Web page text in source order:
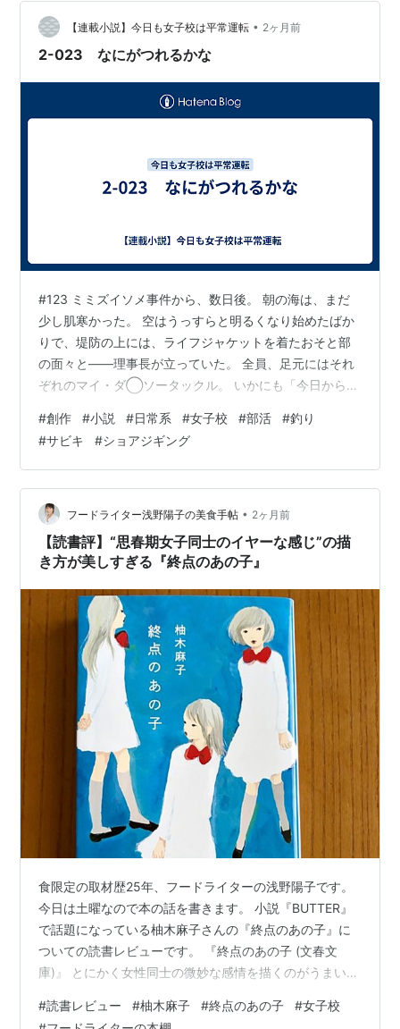
うですね……」 調理台を前に、せいらと玲音が微妙な顔
をする。 その瞬間。 あおいの目が、きらりと光った。
あおい「え？ え？…
【連載小説】今日も女子校は平常運転 • 2ヶ月前
2-023 なにがつれるかな
#123 ミミズイソメ事件から、数日後。 朝の海は、まだ
少し肌寒かった。 空はうっすらと明るくなり始めたばか
りで、堤防の上には、ライフジャケットを着たおそと部
の面々と――理事長が立っていた。 全員、足元にはそれ
ぞれのマイ・ダ◯ソータックル。 いかにも「今日から釣
名を除いて。 ひばり「……何釣るつもりなんスか」 理事
長の横には、どう見ても業務用サイズのクーラーボック
スが鎮座していた。 理事長「ふっ。まあ、楽しみにして
おきなさい」 ティアドロップ型の偏光グラスの奥で、理
事長が不敵に微笑む。 玲音「……ご自身でフラグを乱立
させていらっしゃいますね」…
#創作 #小説 #日常系 #女子校 #部活 #釣り
#サビキ #ショアジギング
フードライター浅野陽子の美食手帖 • 2ヶ月前
【読書評】“思春期女子同士のイヤーな感じ”の描
き方が美しすぎる『終点のあの子』
食限定の取材歴25年、フードライターの浅野陽子です。
今日は土曜なので本の話を書きます。 小説『BUTTER』
で話題になっている柚木麻子さんの『終点のあの子』に
ついての読書レビューです。 『終点のあの子 (文春文
庫)』 とにかく女性同士の微妙な感情を描くのがうまい
嶋佳苗死刑囚をモデルにした『 ＢＵＴＴＥＲ』が話題の
#読書レビュー #柚木麻子 #終点のあの子 #女子校